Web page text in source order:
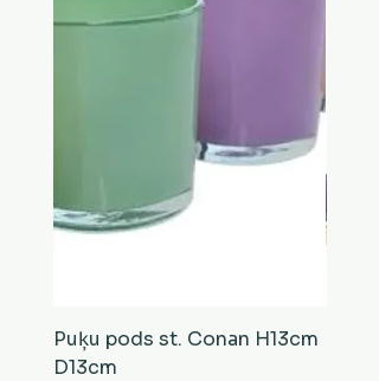
Puķu pods st. Conan H13cm
D13cm